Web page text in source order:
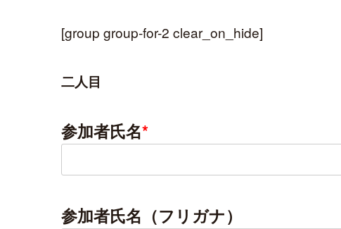
[group group-for-2 clear_on_hide]
二人目
参加者氏名*
参加者氏名（フリガナ）